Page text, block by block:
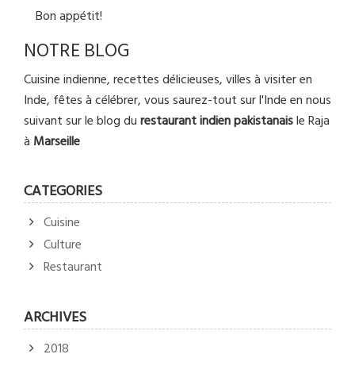
Bon appétit!
NOTRE BLOG
Cuisine indienne, recettes délicieuses, villes à visiter en
Inde, fêtes à célébrer, vous saurez-tout sur l'Inde en nous
suivant sur le blog durestaurantindienpakistanaisle Raja
à Marseille
CATEGORIES
Cuisine
Culture
Restaurant
ARCHIVES
2018